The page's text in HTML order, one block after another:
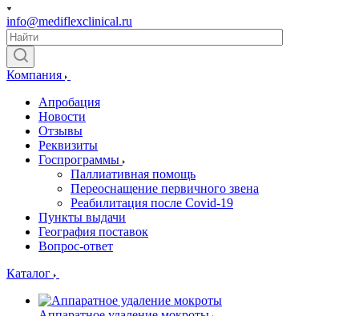
info@mediflexclinical.ru
Компания
Апробация
Новости
Отзывы
Реквизиты
Госпрограммы
Паллиативная помощь
Переоснащение первичного звена
Реабилитация после Covid-19
Пункты выдачи
География поставок
Вопрос-ответ
Каталог